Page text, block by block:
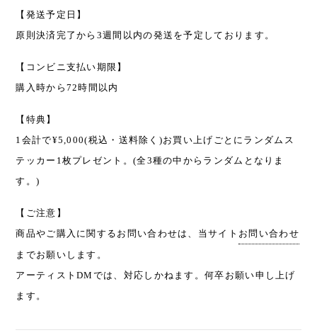
【発送予定日】
原則決済完了から3週間以内の発送を予定しております。
【コンビニ支払い期限】
購入時から72時間以内
【特典】
1会計で¥5,000(税込・送料除く)お買い上げごとにランダムス
テッカー1枚プレゼント。(全3種の中からランダムとなりま
す。)
【ご注意】
商品やご購入に関するお問い合わせは、当サイト お問い合わせ
までお願いします。
アーティストDMでは、対応しかねます。何卒お願い申し上げ
ます。